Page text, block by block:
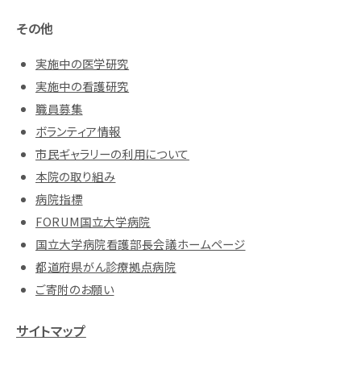
その他
実施中の医学研究
実施中の看護研究
職員募集
ボランティア情報
市民ギャラリーの利用について
本院の取り組み
病院指標
FORUM国立大学病院
国立大学病院看護部長会議ホームページ
都道府県がん診療拠点病院
ご寄附のお願い
サイトマップ